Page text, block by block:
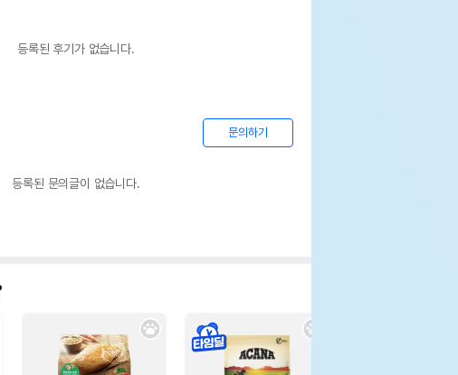
등록된 후기가 없습니다.
문의하기
등록된 문의글이 없습니다.